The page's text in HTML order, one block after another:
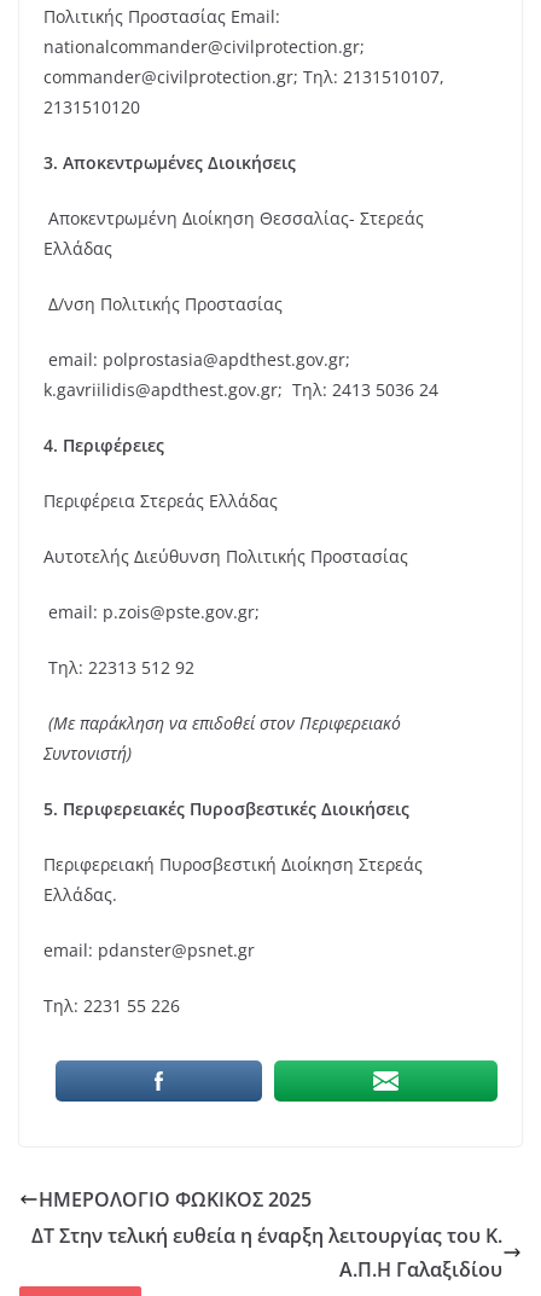
Πολιτικής Προστασίας Email:
nationalcommander@civilprotection.gr;
commander@civilprotection.gr; Τηλ: 2131510107,
2131510120
3. Αποκεντρωμένες Διοικήσεις
Αποκεντρωμένη Διοίκηση Θεσσαλίας- Στερεάς
Ελλάδας
Δ/νση Πολιτικής Προστασίας
email: polprostasia@apdthest.gov.gr;
k.gavriilidis@apdthest.gov.gr; Τηλ: 2413 5036 24
4. Περιφέρειες
Περιφέρεια Στερεάς Ελλάδας
Αυτοτελής Διεύθυνση Πολιτικής Προστασίας
email: p.zois@pste.gov.gr;
Τηλ: 22313 512 92
(Με παράκληση να επιδοθεί στον Περιφερειακό
Συντονιστή)
5. Περιφερειακές Πυροσβεστικές Διοικήσεις
Περιφερειακή Πυροσβεστική Διοίκηση Στερεάς
Ελλάδας.
email: pdanster@psnet.gr
Τηλ: 2231 55 226
ΗΜΕΡΟΛΟΓΙΟ ΦΩΚΙΚΟΣ 2025
ΔΤ Στην τελική ευθεία η έναρξη λειτουργίας του Κ.
Α.Π.Η Γαλαξιδίου